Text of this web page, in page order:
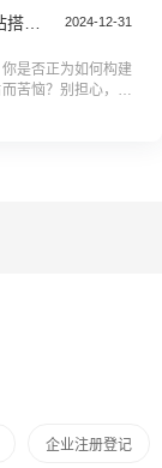
2024-12-31
是否正为如何构建
苦恼？别担心，这
企业注册登记